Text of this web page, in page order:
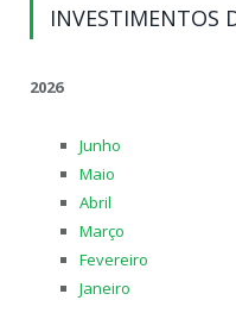
INVESTIMENTOS
2026
Junho
Maio
Abril
Março
Fevereiro
Janeiro